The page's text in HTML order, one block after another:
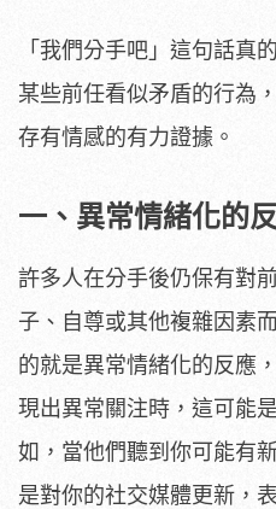
「我們分手吧」這句話真
某些前任看似矛盾的行為
存有情感的有力證據。
一、異常情緒化的
許多人在分手後仍保有對
子、自尊或其他複雜因素
的就是異常情緒化的反應
現出異常關注時，這可能
如，當他們聽到你可能有
是對你的社交媒體更新，